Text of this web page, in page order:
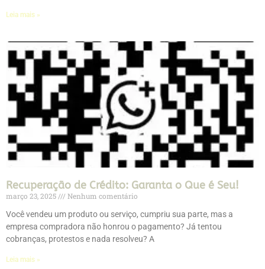
Leia mais »
Recuperação de Crédito: Garanta o Que é Seu!
março 23, 2025
Nenhum comentário
Você vendeu um produto ou serviço, cumpriu sua parte, mas a
empresa compradora não honrou o pagamento? Já tentou
cobranças, protestos e nada resolveu? A
Leia mais »